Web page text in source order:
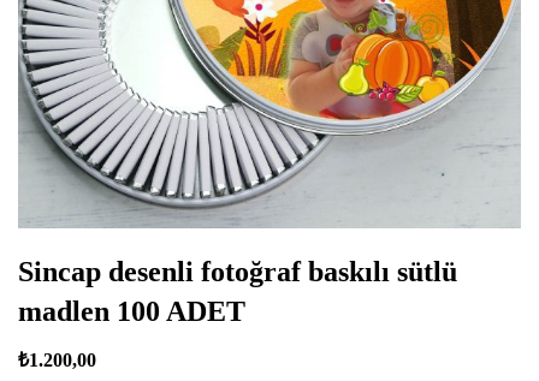
Sincap desenli fotoğraf baskılı sütlü
madlen 100 ADET
₺1.200,00